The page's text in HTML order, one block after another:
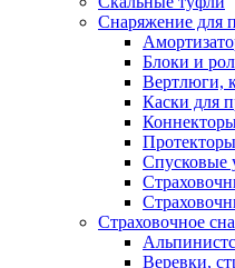
Снаряжение для
Блоки и
Вертлюги,
Каски для
Спусковые
Страховочное
Веревки,